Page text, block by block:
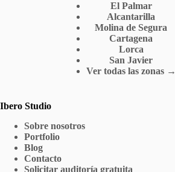
El Palmar
Alcantarilla
Molina de Segura
Cartagena
Lorca
San Javier
Ver todas las zonas →
Ibero Studio
Sobre nosotros
Portfolio
Blog
Contacto
Solicitar auditoría gratuita